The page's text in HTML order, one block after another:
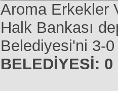
Aroma Erkekler
Halk Bankası
Belediyesi'ni 3-
BELEDİYESİ: